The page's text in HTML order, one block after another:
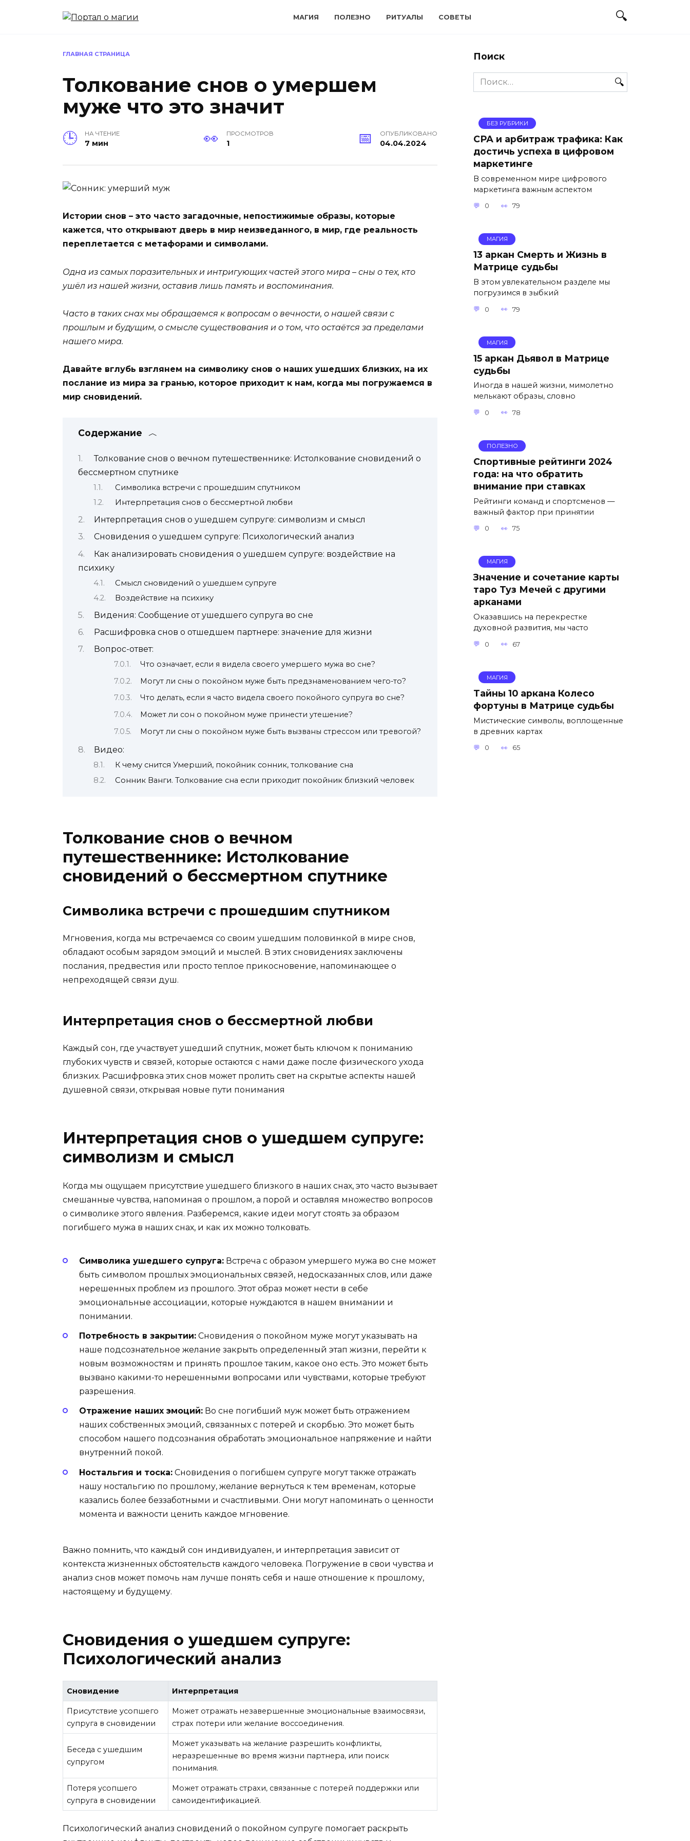
МАГИЯ ПОЛЕЗНО РИТУАЛЫ СОВЕТЫ
ГЛАВНАЯ СТРАНИЦА
Толкование снов о умершем
муже что это значит
НА ЧТЕНИЕ
7 мин
ПРОСМОТРОВ
1
ОПУБЛИКОВАНО
04.04.2024
Истории снов – это часто загадочные, непостижимые образы, которые
кажется, что открывают дверь в мир неизведанного, в мир, где реальность
переплетается с метафорами и символами.
Одна из самых поразительных и интригующих частей этого мира – сны о тех, кто
ушёл из нашей жизни, оставив лишь память и воспоминания.
Часто в таких снах мы обращаемся к вопросам о вечности, о нашей связи с
прошлым и будущим, о смысле существования и о том, что остаётся за пределами
нашего мира.
Давайте вглубь взглянем на символику снов о наших ушедших близких, на их
послание из мира за гранью, которое приходит к нам, когда мы погружаемся в
мир сновидений.
Содержание
Толкование снов о вечном путешественнике: Истолкование сновидений о
бессмертном спутнике
Символика встречи с прошедшим спутником
Интерпретация снов о бессмертной любви
Интерпретация снов о ушедшем супруге: символизм и смысл
Сновидения о ушедшем супруге: Психологический анализ
Как анализировать сновидения о ушедшем супруге: воздействие на
психику
Смысл сновидений о ушедшем супруге
Воздействие на психику
Видения: Сообщение от ушедшего супруга во сне
Расшифровка снов о отшедшем партнере: значение для жизни
Вопрос-ответ:
Что означает, если я видела своего умершего мужа во сне?
Могут ли сны о покойном муже быть предзнаменованием чего-то?
Что делать, если я часто видела своего покойного супруга во сне?
Может ли сон о покойном муже принести утешение?
Могут ли сны о покойном муже быть вызваны стрессом или тревогой?
Видео:
К чему снится Умерший, покойник сонник, толкование сна
Сонник Ванги. Толкование сна если приходит покойник близкий человек
Толкование снов о вечном
путешественнике: Истолкование
сновидений о бессмертном спутнике
Символика встречи с прошедшим спутником
Мгновения, когда мы встречаемся со своим ушедшим половинкой в мире снов,
обладают особым зарядом эмоций и мыслей. В этих сновидениях заключены
послания, предвестия или просто теплое прикосновение, напоминающее о
непреходящей связи душ.
Интерпретация снов о бессмертной любви
Каждый сон, где участвует ушедший спутник, может быть ключом к пониманию
глубоких чувств и связей, которые остаются с нами даже после физического ухода
близких. Расшифровка этих снов может пролить свет на скрытые аспекты нашей
душевной связи, открывая новые пути понимания
Интерпретация снов о ушедшем супруге:
символизм и смысл
Когда мы ощущаем присутствие ушедшего близкого в наших снах, это часто вызывает
смешанные чувства, напоминая о прошлом, а порой и оставляя множество вопросов
о символике этого явления. Разберемся, какие идеи могут стоять за образом
погибшего мужа в наших снах, и как их можно толковать.
Символика ушедшего супруга: Встреча с образом умершего мужа во сне может
быть символом прошлых эмоциональных связей, недосказанных слов, или даже
нерешенных проблем из прошлого. Этот образ может нести в себе
эмоциональные ассоциации, которые нуждаются в нашем внимании и
понимании.
Потребность в закрытии: Сновидения о покойном муже могут указывать на
наше подсознательное желание закрыть определенный этап жизни, перейти к
новым возможностям и принять прошлое таким, какое оно есть. Это может быть
вызвано какими-то нерешенными вопросами или чувствами, которые требуют
разрешения.
Отражение наших эмоций: Во сне погибший муж может быть отражением
наших собственных эмоций, связанных с потерей и скорбью. Это может быть
способом нашего подсознания обработать эмоциональное напряжение и найти
внутренний покой.
Ностальгия и тоска: Сновидения о погибшем супруге могут также отражать
нашу ностальгию по прошлому, желание вернуться к тем временам, которые
казались более беззаботными и счастливыми. Они могут напоминать о ценности
момента и важности ценить каждое мгновение.
Важно помнить, что каждый сон индивидуален, и интерпретация зависит от
контекста жизненных обстоятельств каждого человека. Погружение в свои чувства и
анализ снов может помочь нам лучше понять себя и наше отношение к прошлому,
настоящему и будущему.
Сновидения о ушедшем супруге:
Психологический анализ
Сновидение Интерпретация
Присутствие усопшего
супруга в сновидении
Может отражать незавершенные эмоциональные взаимосвязи,
страх потери или желание воссоединения.
Беседа с ушедшим
супругом
Может указывать на желание разрешить конфликты,
неразрешенные во время жизни партнера, или поиск
понимания.
Потеря усопшего
супруга в сновидении
Может отражать страхи, связанные с потерей поддержки или
самоидентификацией.
Психологический анализ сновидений о покойном супруге помогает раскрыть
Поиск
Search
for:
БЕЗ РУБРИКИ
СРА и арбитраж трафика: Как
достичь успеха в цифровом
маркетинге
В современном мире цифрового
маркетинга важным аспектом
0 79
МАГИЯ
13 аркан Смерть и Жизнь в
Матрице судьбы
В этом увлекательном разделе мы
погрузимся в зыбкий
0 79
МАГИЯ
15 аркан Дьявол в Матрице
судьбы
Иногда в нашей жизни, мимолетно
мелькают образы, словно
0 78
ПОЛЕЗНО
Спортивные рейтинги 2024
года: на что обратить
внимание при ставках
Рейтинги команд и спортсменов —
важный фактор при принятии
0 75
МАГИЯ
Значение и сочетание карты
таро Туз Мечей с другими
арканами
Оказавшись на перекрестке
духовной развития, мы часто
0 67
МАГИЯ
Тайны 10 аркана Колесо
фортуны в Матрице судьбы
Мистические символы, воплощенные
в древних картах
0 65